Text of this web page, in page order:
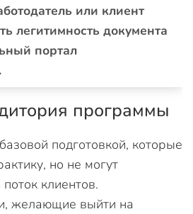
или клиент
легитимность документа
портал
программы
подготовкой, которые
но не могут
клиентов.
желающие выйти на